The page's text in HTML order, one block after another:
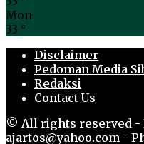
Mon
33 °
Disclaimer
Pedoman Media
Redaksi
Contact Us
© All rights reserved -
ajartos@yahoo.com -